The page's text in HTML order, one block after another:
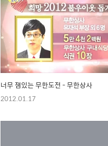
너무 잼있는 무한도전 - 무한상사
2012.01.17